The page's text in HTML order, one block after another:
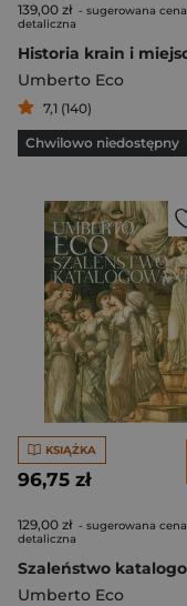
139,00 zł - sugerowana cena
detaliczna
Umberto Eco
7,1 (140)
Chwilowo niedostępny
KSIĄŻKA
96,75 zł
129,00 zł - sugerowana cena
detaliczna
Umberto Eco